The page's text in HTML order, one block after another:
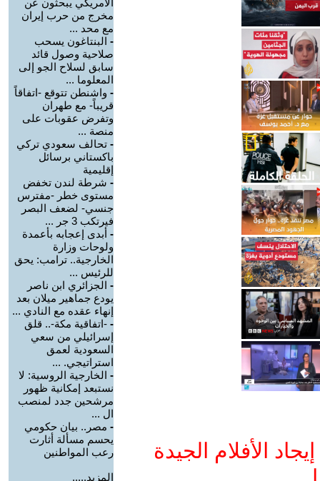
الأفلام الجيدة
الأمريكي يبحثون عن
مخرج من حرب إيران
مع محد ...
- البنتاغون يسحب
صلاحية وصول قائد
سابق لسلاح الجو إلى
المعلوما ...
- واشنطن تتوقع -اتفاقاً
قريباً- مع طهران
وتفرض عقوبات على
منصة ...
- تحالف سعودي تركي
باكستاني برسائل
إقليمية
- شرطة لندن تخفض
مستوى خطر -مفترس
جنسي- لضعف البصر
فيرتكب 3 جر ...
- أبدى إعجابه بأعمدة
ولوحات وزارة
الخارجية.. ترامب: يحق
للرئيس ...
- الجزائري ابن ناصر
يودع جماهير ميلان بعد
إنهاء عقده مع النادي ...
- -اتفاقية مكة-.. قلق
إسرائيلي من سعي
السعودية لعمق
استراتيجي. ...
- الخارجية الروسية: لا
نستبعد إمكانية ظهور
مرشحين جدد لمنصب
ال ...
- مصر.. بيان حكومي
يحسم مسألة أثارت
رعب المواطنين
المزيد.....